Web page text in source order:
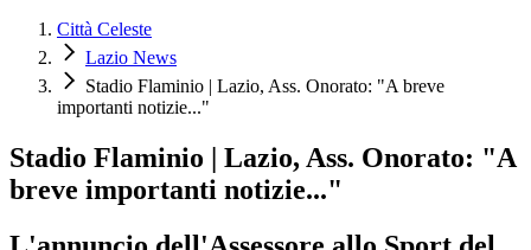
Città Celeste
Lazio News
Stadio Flaminio | Lazio, Ass. Onorato: "A breve
importanti notizie..."
Stadio Flaminio | Lazio, Ass. Onorato: "A
breve importanti notizie..."